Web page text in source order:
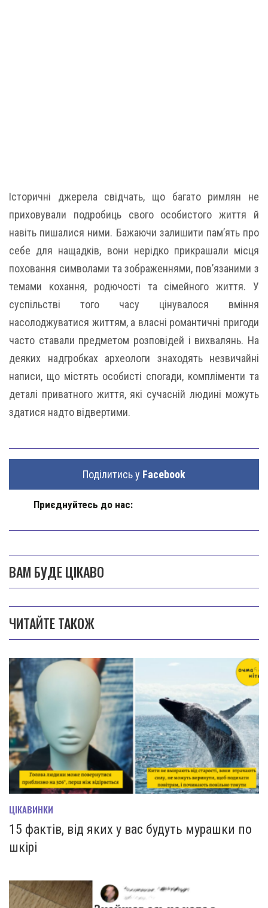
Історичні джерела свідчать, що багато римлян не
приховували подробиць свого особистого життя й
навіть пишалися ними. Бажаючи залишити пам’ять про
себе для нащадків, вони нерідко прикрашали місця
поховання символами та зображеннями, пов’язаними з
темами кохання, родючості та сімейного життя. У
суспільстві того часу цінувалося вміння
насолоджуватися життям, а власні романтичні пригоди
часто ставали предметом розповідей і вихвалянь. На
деяких надгробках археологи знаходять незвичайні
написи, що містять особисті спогади, компліменти та
деталі приватного життя, які сучасній людині можуть
здатися надто відвертими.
Поділитись у Facebook
Приєднуйтесь до нас:
ВАМ БУДЕ ЦІКАВО
ЧИТАЙТЕ ТАКОЖ
ЦІКАВИНКИ
15 фактів, від яких у вас будуть мурашки по
шкірі